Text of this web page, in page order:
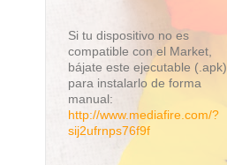
Si tu dispositivo no es
compatible con el Market,
bájate este ejecutable (.apk)
para instalarlo de forma
manual:
http://www.mediafire.com/?
sij2ufrnps76f9f